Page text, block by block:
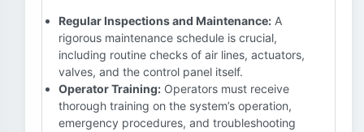
Regular Inspections and Maintenance: A
rigorous maintenance schedule is crucial,
including routine checks of air lines, actuators,
valves, and the control panel itself.
Operator Training: Operators must receive
thorough training on the system’s operation,
emergency procedures, and troubleshooting